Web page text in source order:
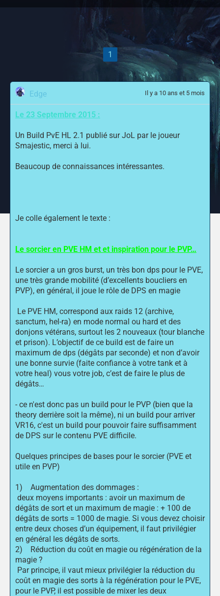
1
Edge Il y a 10 ans et 5 mois
Le 23 Septembre 2015 :
Un Build PvE HL 2.1 publié sur JoL par le joueur
Smajestic, merci à lui.
Beaucoup de connaissances intéressantes.
Je colle également le texte :
Le sorcier en PVE HM et et inspiration pour le PVP…
Le sorcier a un gros burst, un très bon dps pour le PVE,
une très grande mobilité (d’excellents boucliers en
PVP), en général, il joue le rôle de DPS en magie
Le PVE HM, correspond aux raids 12 (archive,
sanctum, hel-ra) en mode normal ou hard et des
donjons vétérans, surtout les 2 nouveaux (tour blanche
et prison). L’objectif de ce build est de faire un
maximum de dps (dégâts par seconde) et non d’avoir
une bonne survie (faite confiance à votre tank et à
votre heal) vous votre job, c’est de faire le plus de
dégâts…
- ce n'est donc pas un build pour le PVP (bien que la
theory derrière soit la même), ni un build pour arriver
VR16, c'est un build pour pouvoir faire suffisamment
de DPS sur le contenu PVE difficile.
Quelques principes de bases pour le sorcier (PVE et
utile en PVP)
1) Augmentation des dommages :
deux moyens importants : avoir un maximum de
dégâts de sort et un maximum de magie : + 100 de
dégâts de sorts = 1000 de magie. Si vous devez choisir
entre deux choses d’un équipement, il faut privilégier
en général les dégâts de sorts.
2) Réduction du coût en magie ou régénération de la
magie ?
Par principe, il vaut mieux privilégier la réduction du
coût en magie des sorts à la régénération pour le PVE,
pour le PVP, il est possible de mixer les deux